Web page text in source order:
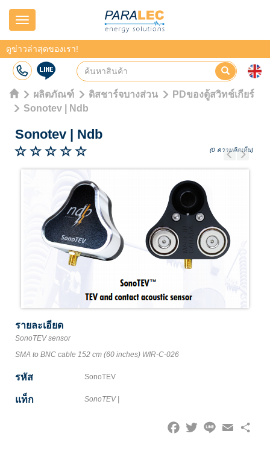
Navigation
ดูข่าวล่าสุดของเรา!
ผลิตภัณฑ์ ดิสชาร์จบางส่วน
PDของตู้สวิทช์เกียร์
Sonotev | Ndb
Sonotev | Ndb
(0 ความคิดเห็น)
Previous
Next
รายละเอียด
SonoTEV sensor
SMA to BNC cable 152 cm (60 inches) WIR-C-026
รหัส SonoTEV
แท็ก SonoTEV|